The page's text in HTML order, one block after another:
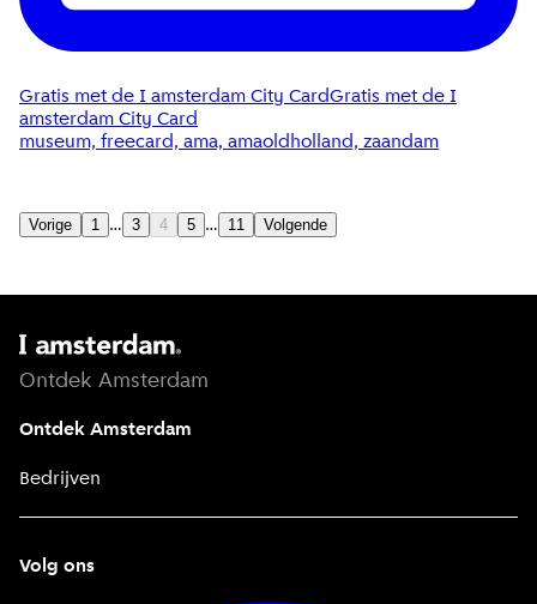
Gratis met de I amsterdam City CardGratis met de I
amsterdam City Card
museum, freecard, ama, amaoldholland, zaandam
Vorige 1 … 3 4 5 … 11 Volgende
Ontdek Amsterdam
Ontdek Amsterdam
Bedrijven
Volg ons